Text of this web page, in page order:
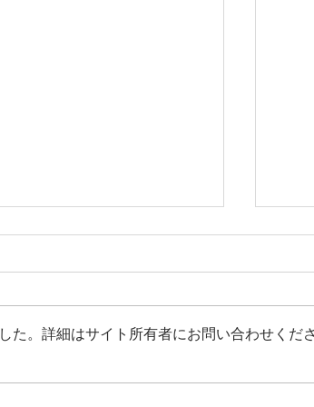
た。詳細はサイト所有者にお問い合わせくださ